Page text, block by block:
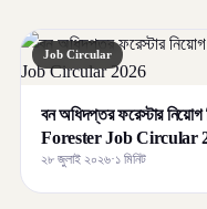
Job Circular
বন অধিদপ্তর ফরেস্টার
Forester Job Circular
২৮ জুলাই ২০২৬·১ মিনিট